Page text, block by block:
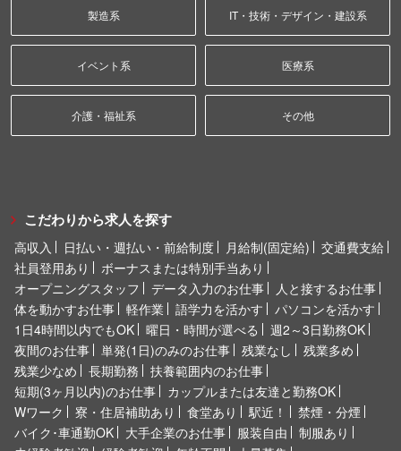
製造系 IT・技術・デザイン・建設系
イベント系 医療系
介護・福祉系 その他
こだわりから求人を探す
高収入 日払い・週払い・前給制度 月給制(固定給)
交通費支給
社員登用あり
ボーナスまたは特別手当あり
オープニングスタッフ
データ入力のお仕事
人と接するお仕事
体を動かすお仕事
軽作業 語学力を活かす
パソコンを活かす
1日4時間以内でもOK
曜日・時間が選べる
週2～3日勤務OK
夜間のお仕事
単発(1日)のみのお仕事 残業なし
残業多め
残業少なめ
長期勤務
扶養範囲内のお仕事
短期(3ヶ月以内)のお仕事
カップルまたは友達と勤務OK
Wワーク
寮・住居補助あり 食堂あり 駅近！
禁煙・分煙
バイク･車通勤OK
大手企業のお仕事 服装自由
制服あり